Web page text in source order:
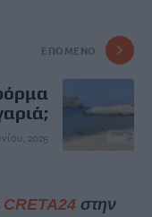
ΕΠΌΜΕΝΟ
2025
CRETA24στην